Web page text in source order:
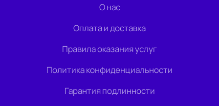
О нас
Оплата и доставка
Правила оказания услуг
Политика конфиденциальности
Гарантия подлинности